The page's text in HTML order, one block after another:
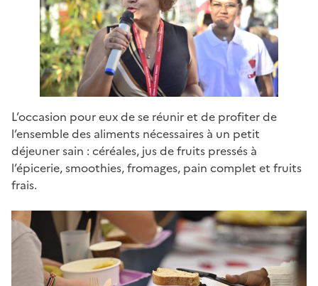
L’occasion pour eux de se réunir et de profiter de
l’ensemble des aliments nécessaires à un petit
déjeuner sain : céréales, jus de fruits pressés à
l’épicerie, smoothies, fromages, pain complet et fruits
frais.